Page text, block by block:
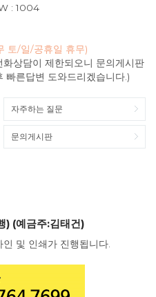
: 1004
토/일/공휴일 휴무)
상담이 제한되오니 문의게시판
빠른답변 도와드리겠습니다.)
자주하는 질문
문의게시판
(예금주:김태건)
및 인쇄가 진행됩니다.